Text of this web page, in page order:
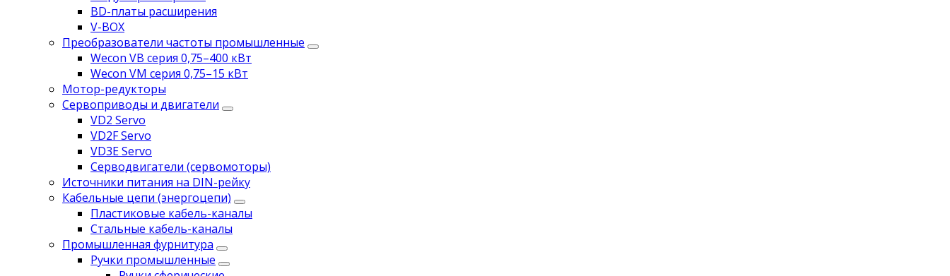
BD-платы расширения
V-BOX
Преобразователи частоты промышленные
Wecon VB серия 0,75–400 кВт
Wecon VM серия 0,75–15 кВт
Мотор-редукторы
Сервоприводы и двигатели
VD2 Servo
VD2F Servo
VD3E Servo
Серводвигатели (сервомоторы)
Источники питания на DIN-рейку
Кабельные цепи (энергоцепи)
Пластиковые кабель-каналы
Стальные кабель-каналы
Промышленная фурнитура
Ручки промышленные